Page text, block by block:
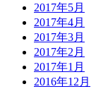
2017年5月
2017年4月
2017年3月
2017年2月
2017年1月
2016年12月